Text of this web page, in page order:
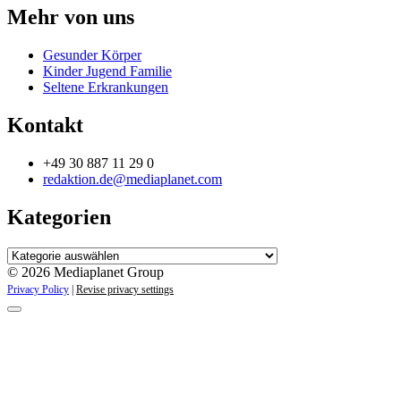
Mehr von uns
Gesunder Körper
Kinder Jugend Familie
Seltene Erkrankungen
Kontakt
+49 30 887 11 29 0
redaktion.de@mediaplanet.com
Kategorien
Kategorien
© 2026 Mediaplanet Group
Privacy Policy Revise privacy settings